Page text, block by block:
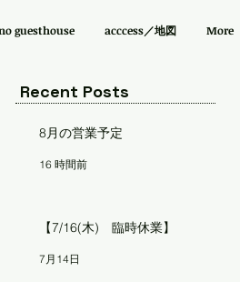
guesthouse acccess／地図 More
Recent Posts
8月の営業予定
16 時間前
【7/16(木) 臨時休業】
7月14日